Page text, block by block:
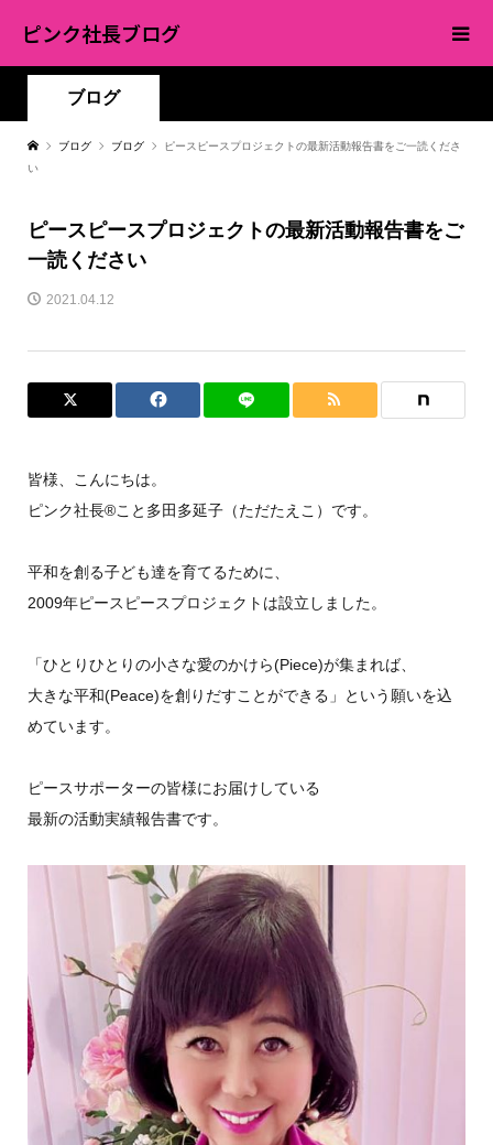
ピンク社長ブログ
ブログ
ブログ ブログ
ピースピースプロジェクトの最新活動報告書をご一読くださ
い
ピースピースプロジェクトの最新活動報告書をご
一読ください
2021.04.12
皆様、こんにちは。
ピンク社長®︎こと多田多延子（ただたえこ）です。
平和を創る子ども達を育てるために、
2009年ピースピースプロジェクトは設立しました。
「ひとりひとりの小さな愛のかけら(Piece)が集まれば、
大きな平和(Peace)を創りだすことができる」という願いを込
めています。
ピースサポーターの皆様にお届けしている
最新の活動実績報告書です。